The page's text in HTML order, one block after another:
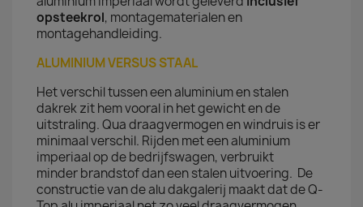
opsteekrol, montagematerialen en
montagehandleiding.
ALUMINIUM VERSUS STAAL
Het verschil tussen een aluminium en stalen
dakrek zit hem vooral in het gewicht en de
uitstraling. Qua draagvermogen en windruis is er
minimaal verschil. Rijden met een aluminium
imperiaal op de bedrijfswagen, verbruikt
minder brandstof dan een stalen uitvoering. De
constructie van de alu dakgalerij maakt dat de Q-